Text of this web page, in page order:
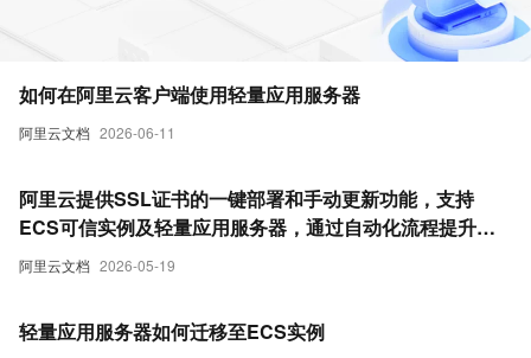
阿里云文档 2026-06-11
如何在阿里云客户端使用轻量应用服务器
阿里云文档 2026-05-19
阿里云提供SSL证书的一键部署和手动更新功能，支持
ECS可信实例及轻量应用服务器，通过自动化流程提升部
署效率并降低配置风险。
轻量应用服务器如何迁移至ECS实例